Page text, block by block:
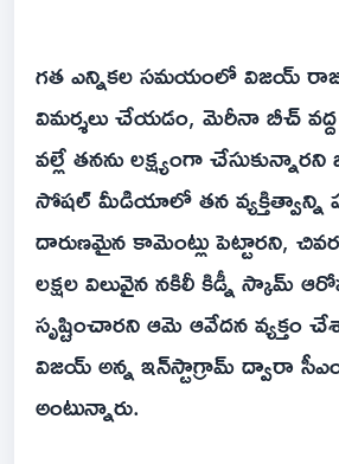
గత ఎన్నికల సమయంలో విజయ్
విమర్శలు చేయడం, మెరీనా బీచ్
వల్లే తనను లక్ష్యంగా
సోషల్ మీడియాలో తన వ్యక్తిత్వాన్ని
దారుణమైన కామెంట్లు పెట్టారని,
లక్షల విలువైన నకిలీ కిడ్నీ స్కామ్
సృష్టించారని ఆమె ఆవేదన వ్యక్తం
విజయ్ అన్న ఇన్‌స్టాగ్రామ్ ద్వారా
అంటున్నారు.